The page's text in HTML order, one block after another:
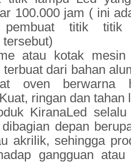
100.000 jam ( ini
pembuat titik
tersebut)
atau kotak mesin
terbuat dari bahan
oven berwarna
ringan dan tahan
KiranaLed
depan
akrilik, sehingga
gangguan